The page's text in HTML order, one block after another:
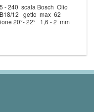
- 240 scala Bosch Olio
12 getto max 62
20°- 22° 1,6 - 2 mm